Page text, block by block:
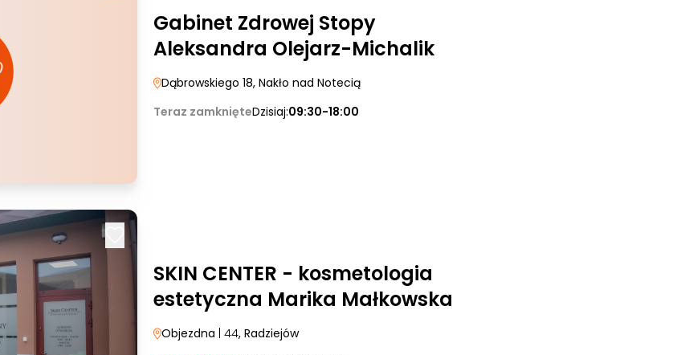
Gabinet Zdrowej Stopy
Aleksandra Olejarz-Michalik
Dąbrowskiego 18, Nakło nad Notecią
Teraz zamknięteDzisiaj:09:30-18:00
SKIN CENTER - kosmetologia
estetyczna Marika Małkowska
Objezdna | 44, Radziejów